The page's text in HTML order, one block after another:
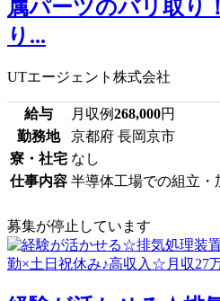
属パーツのバリ取り
り...
UTエージェント株式会社
給与 月収例268,000円
勤務地
京都府 長岡京市
寮・社宅 なし
仕事内容 半導体工場での組立・
募集が停止しています